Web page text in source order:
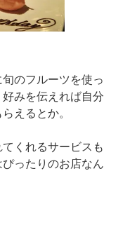
のフルーツを使っ
みを伝えれば自分
えるとか。
くれるサービスも
ったりのお店なん